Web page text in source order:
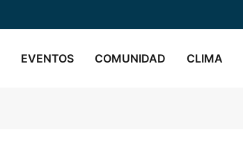
EVENTOS COMUNIDAD CLIMA